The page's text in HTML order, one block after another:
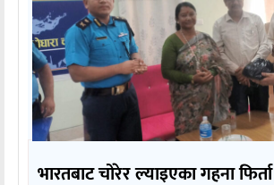
भारतबाट चोरेर ल्याइएका गहना फिर्ता